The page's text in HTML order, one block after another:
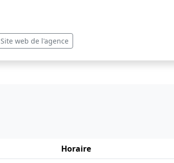
Site web de l'agence
Horaire